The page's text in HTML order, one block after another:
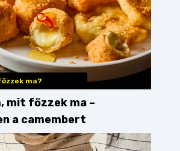
ma?
mit főzzek ma –
a camembert